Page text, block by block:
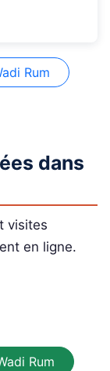
Rum
dans
visites
en ligne.
Rum